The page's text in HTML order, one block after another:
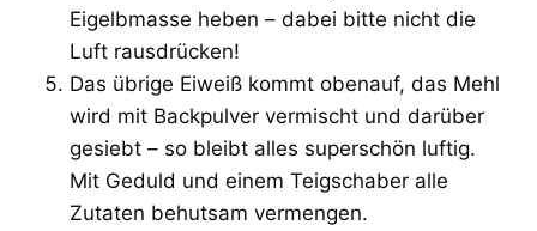
Eigelbmasse heben – dabei bitte nicht die
Luft rausdrücken!
Das übrige Eiweiß kommt obenauf, das Mehl
wird mit Backpulver vermischt und darüber
gesiebt – so bleibt alles superschön luftig.
Mit Geduld und einem Teigschaber alle
Zutaten behutsam vermengen.